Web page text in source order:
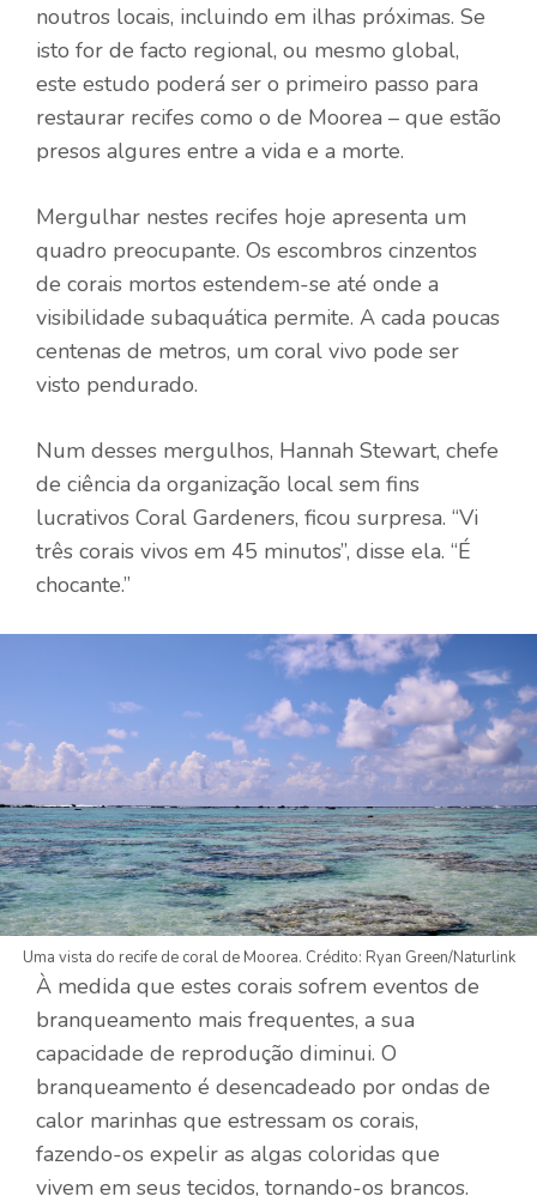
noutros locais, incluindo em ilhas próximas. Se
isto for de facto regional, ou mesmo global,
este estudo poderá ser o primeiro passo para
restaurar recifes como o de Moorea – que estão
presos algures entre a vida e a morte.
Mergulhar nestes recifes hoje apresenta um
quadro preocupante. Os escombros cinzentos
de corais mortos estendem-se até onde a
visibilidade subaquática permite. A cada poucas
centenas de metros, um coral vivo pode ser
visto pendurado.
Num desses mergulhos, Hannah Stewart, chefe
de ciência da organização local sem fins
lucrativos Coral Gardeners, ficou surpresa. “Vi
três corais vivos em 45 minutos”, disse ela. “É
chocante.”
Uma vista do recife de coral de Moorea. Crédito: Ryan Green/Naturlink
À medida que estes corais sofrem eventos de
branqueamento mais frequentes, a sua
capacidade de reprodução diminui. O
branqueamento é desencadeado por ondas de
calor marinhas que estressam os corais,
fazendo-os expelir as algas coloridas que
vivem em seus tecidos, tornando-os brancos.